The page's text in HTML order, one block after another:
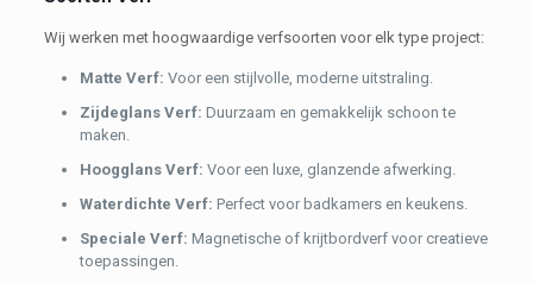
Wij werken met hoogwaardige verfsoorten voor elk type project:
Matte Verf: Voor een stijlvolle, moderne uitstraling.
Zijdeglans Verf: Duurzaam en gemakkelijk schoon te
maken.
Hoogglans Verf: Voor een luxe, glanzende afwerking.
Waterdichte Verf: Perfect voor badkamers en keukens.
Speciale Verf: Magnetische of krijtbordverf voor creatieve
toepassingen.